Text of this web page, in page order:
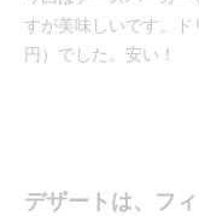
すが美味しいです。
円）でした。安い！
デザートは、フ